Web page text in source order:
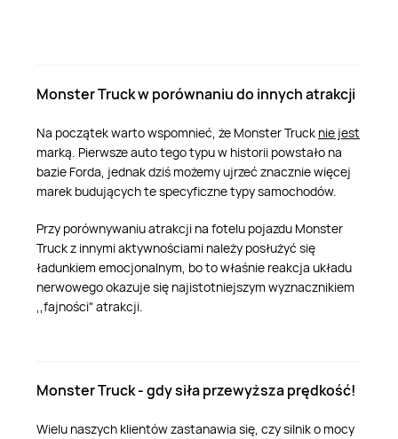
Monster Truck w porównaniu do innych atrakcji
Na początek warto wspomnieć, że Monster Truck nie jest
marką. Pierwsze auto tego typu w historii powstało na
bazie Forda, jednak dziś możemy ujrzeć znacznie więcej
marek budujących te specyficzne typy samochodów.
Przy porównywaniu atrakcji na fotelu pojazdu Monster
Truck z innymi aktywnościami należy posłużyć się
ładunkiem emocjonalnym, bo to właśnie reakcja układu
nerwowego okazuje się najistotniejszym wyznacznikiem
,,fajności" atrakcji.
Monster Truck - gdy siła przewyższa prędkość!
Wielu naszych klientów zastanawia się, czy silnik o mocy